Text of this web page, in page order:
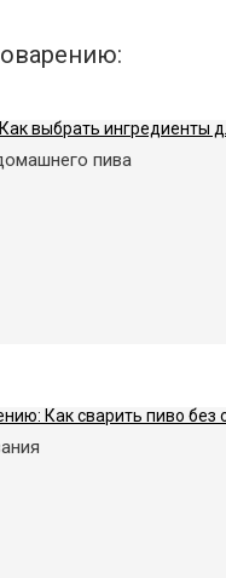
пива